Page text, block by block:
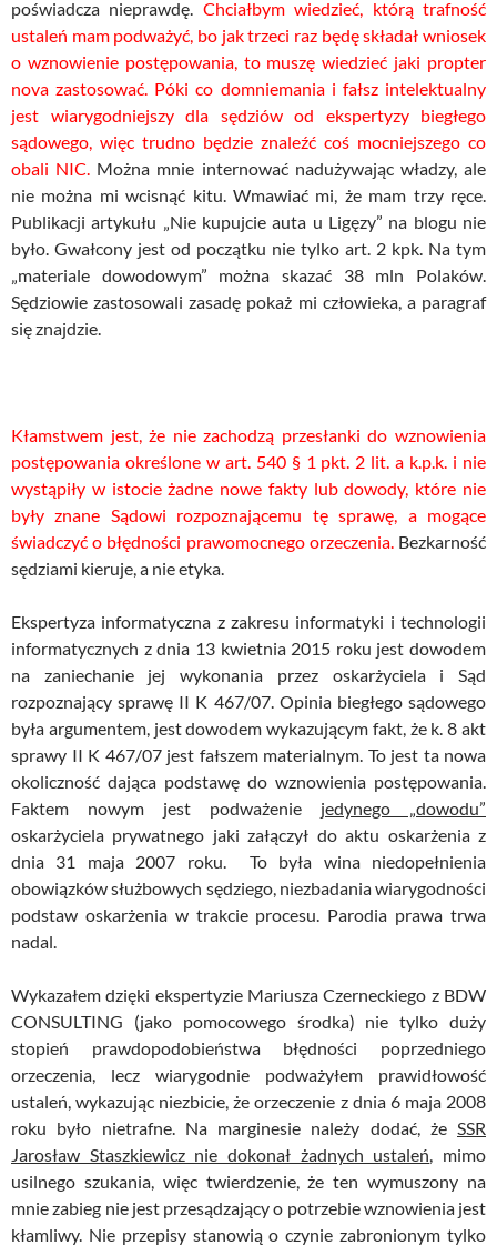
poświadcza nieprawdę. Chciałbym wiedzieć, którą trafność
ustaleń mam podważyć, bo jak trzeci raz będę składał wniosek
o wznowienie postępowania, to muszę wiedzieć jaki propter
nova zastosować. Póki co domniemania i fałsz intelektualny
jest wiarygodniejszy dla sędziów od ekspertyzy biegłego
sądowego, więc trudno będzie znaleźć coś mocniejszego co
obali NIC. Można mnie internować nadużywając władzy, ale
nie można mi wcisnąć kitu. Wmawiać mi, że mam trzy ręce.
Publikacji artykułu „Nie kupujcie auta u Ligęzy” na blogu nie
było. Gwałcony jest od początku nie tylko art. 2 kpk. Na tym
„materiale dowodowym” można skazać 38 mln Polaków.
Sędziowie zastosowali zasadę pokaż mi człowieka, a paragraf
się znajdzie.
Kłamstwem jest, że nie zachodzą przesłanki do wznowienia
postępowania określone w art. 540 § 1 pkt. 2 lit. a k.p.k. i nie
wystąpiły w istocie żadne nowe fakty lub dowody, które nie
były znane Sądowi rozpoznającemu tę sprawę, a mogące
świadczyć o błędności prawomocnego orzeczenia.Bezkarność
sędziami kieruje, a nie etyka.
Ekspertyza informatyczna z zakresu informatyki i technologii
informatycznych z dnia 13 kwietnia 2015 roku jest dowodem
na zaniechanie jej wykonania przez oskarżyciela i Sąd
rozpoznający sprawę II K 467/07. Opinia biegłego sądowego
była argumentem, jest dowodem wykazującym fakt, że k. 8 akt
sprawy II K 467/07 jest fałszem materialnym. To jest ta nowa
okoliczność dająca podstawę do wznowienia postępowania.
Faktem nowym jest podważenie jedynego „dowodu”
oskarżyciela prywatnego jaki załączył do aktu oskarżenia z
dnia 31 maja 2007 roku. To była wina niedopełnienia
obowiązków służbowych sędziego, niezbadania wiarygodności
podstaw oskarżenia w trakcie procesu. Parodia prawa trwa
nadal.
Wykazałem dzięki ekspertyzie Mariusza Czerneckiego z BDW
CONSULTING (jako pomocowego środka) nie tylko duży
stopień prawdopodobieństwa błędności poprzedniego
orzeczenia, lecz wiarygodnie podważyłem prawidłowość
ustaleń, wykazując niezbicie, że orzeczenie z dnia 6 maja 2008
roku było nietrafne. Na marginesie należy dodać, że SSR
Jarosław Staszkiewicz nie dokonał żadnych ustaleń, mimo
usilnego szukania, więc twierdzenie, że ten wymuszony na
mnie zabieg nie jest przesądzający o potrzebie wznowienia jest
kłamliwy. Nie przepisy stanowią o czynie zabronionym tylko